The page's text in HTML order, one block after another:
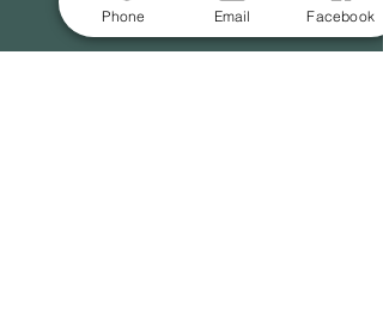
Phone Email Facebook